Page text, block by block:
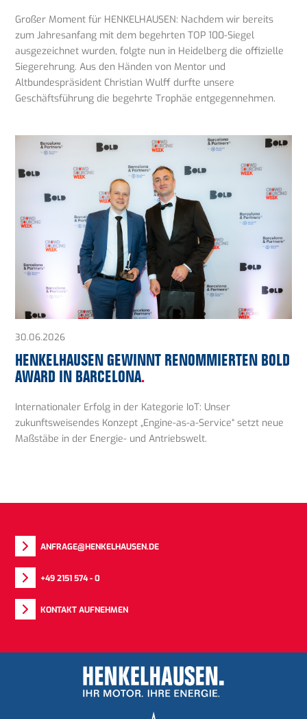
Großer Moment für HENKELHAUSEN: Nachdem wir bereits
zum Jahresanfang mit dem begehrten TOP 100-Siegel
ausgezeichnet wurden, folgte nun in Heidelberg die offizielle
Siegerehrung. Aus den Händen von Mentor und
Altbundespräsident Christian Wulff durfte unsere
Geschäftsführung die begehrte Trophäe entgegennehmen.
30.06.2026
HENKELHAUSEN GEWINNT RENOMMIERTEN BOLD
AWARD IN BARCELONA.
Internationaler Erfolg in der Kategorie IoT: Unser
zukunftsweisendes Konzept „Engine-as-a-Service“ setzt neue
Maßstäbe in der Energie- und Antriebswelt.
ANFRAGE@HENKELHAUSEN.DE
+49 2151 574 - 0
KONTAKT AUFNEHMEN